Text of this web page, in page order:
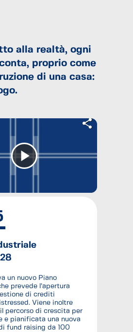
alla realtà, ogni
proprio come
di una casa:
Riproduci
un nuovo Piano
prevede l’apertura
di crediti
Viene inoltre
percorso di crescita per
e pianificata una nuova
fund raising da 100